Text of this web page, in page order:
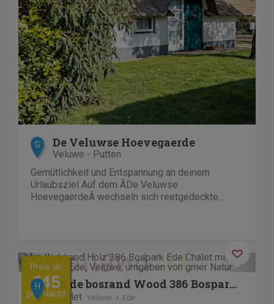
G De Veluwse Hoevegaerde
Veluwe - Putten
Gemütlichkeit und Entspannung an deinem
Urlaubsziel Auf dem ÂDe Veluwse
HoevegaerdeÂ wechseln sich reetgedeckte
Previous Next
Preis ab
€45
pro Nacht
H In de bosrand Wood 386 Bospark Ede
Chalet Veluwe Ede